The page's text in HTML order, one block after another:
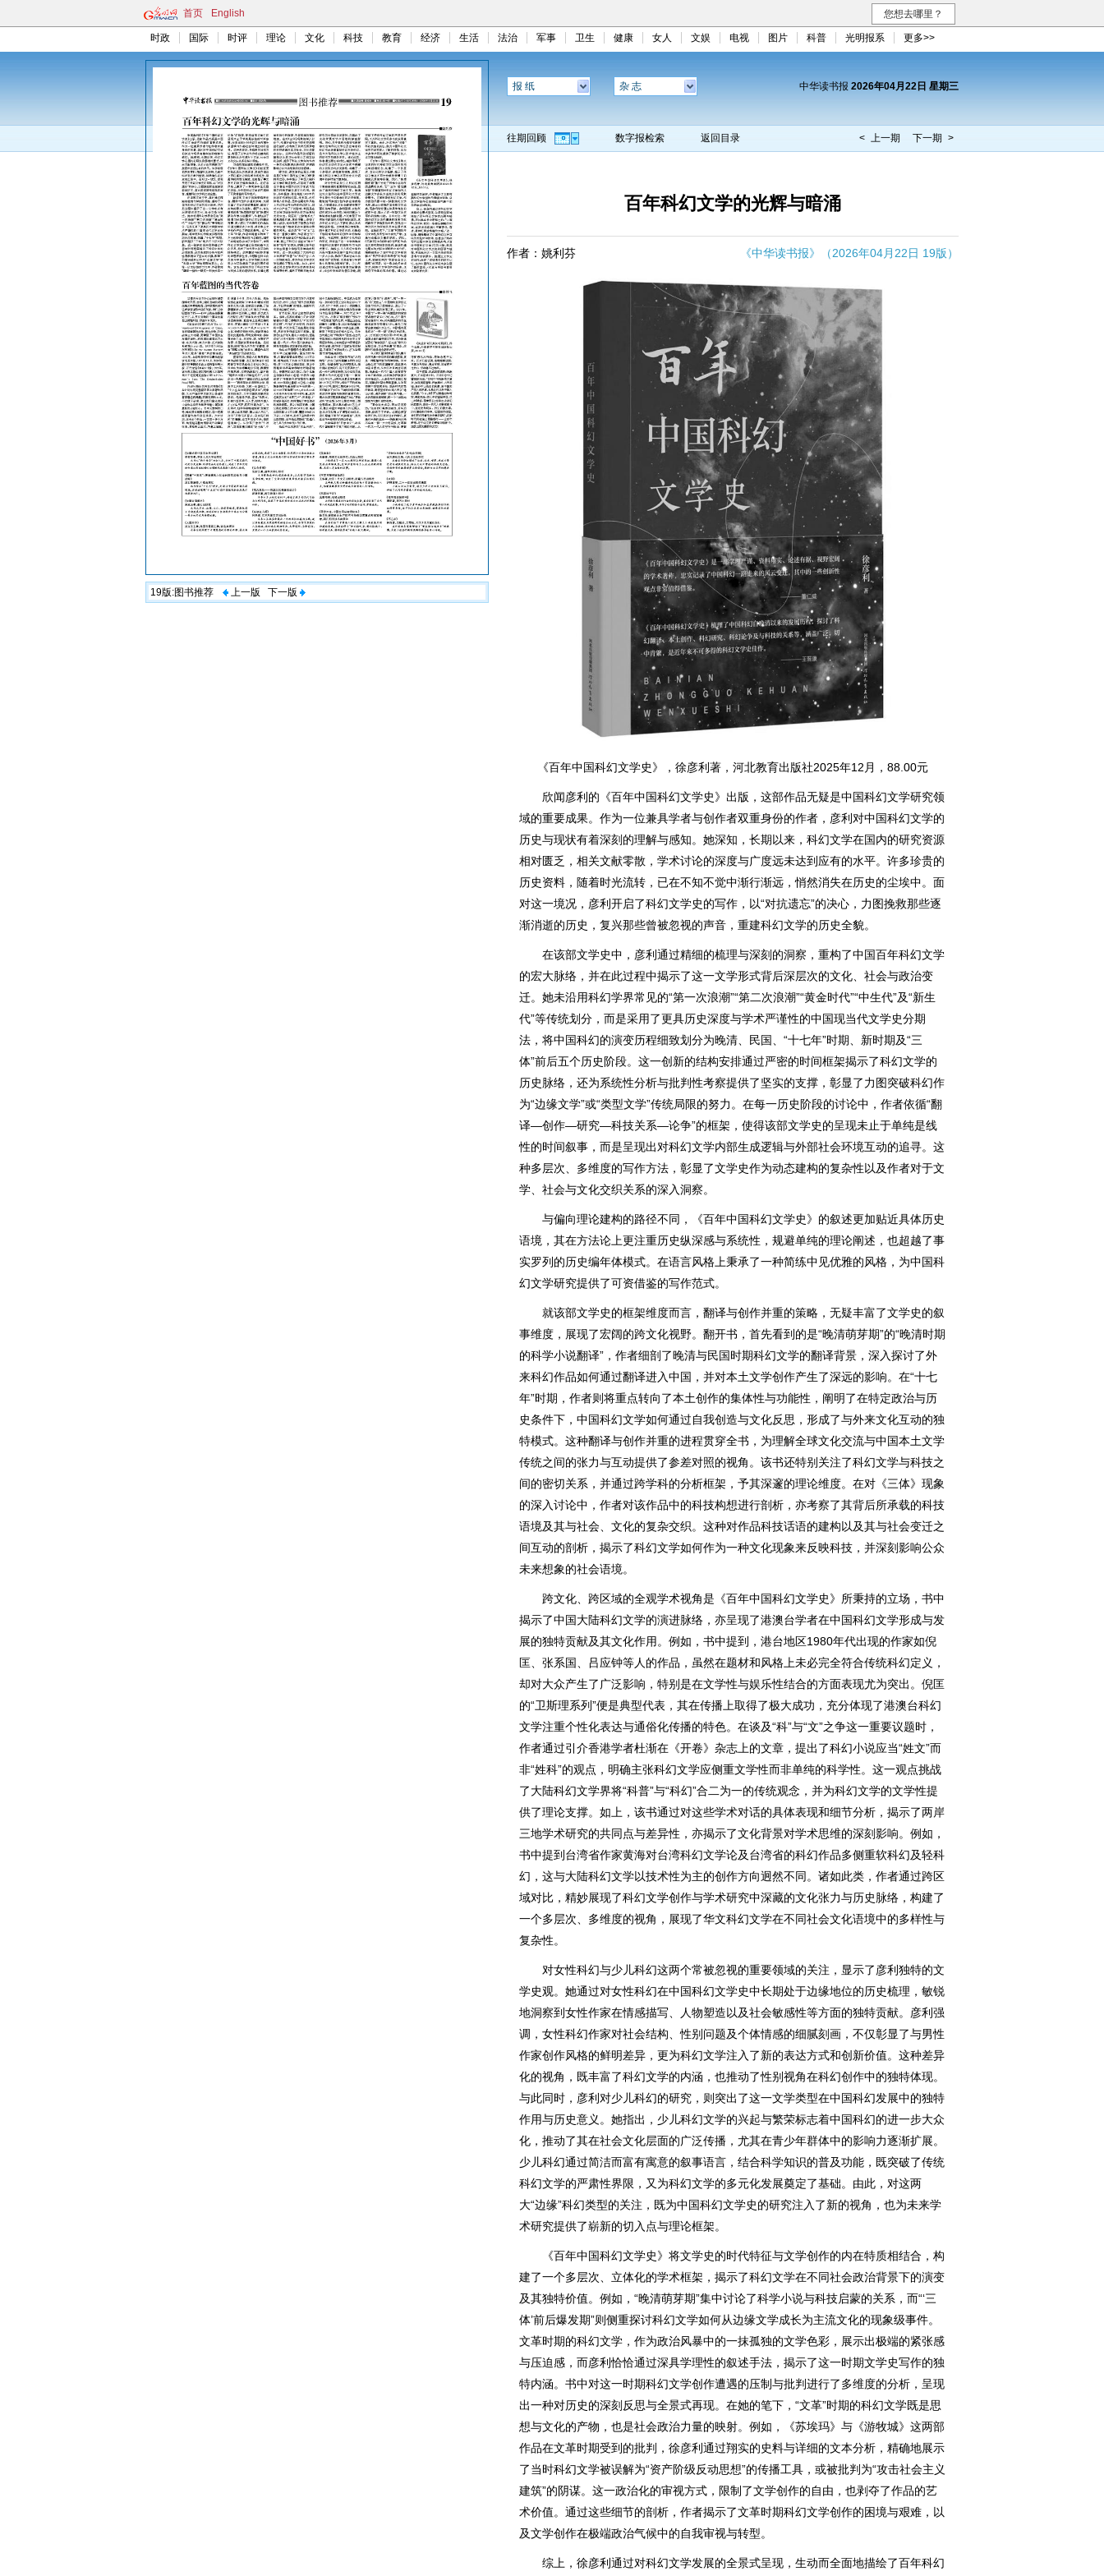
首页 English 您想去哪里？
时政 国际 时评 理论 文化 科技 教育 经济 生活 法治 军事 卫生 健康 女人 文娱 电视 图片 科普 光明报系 更多>>
19版:图书推荐 上一版 下一版
报 纸 杂 志 中华读书报 2026年04月22日 星期三
往期回顾 数字报检索 返回目录 < 上一期 下一期 >
百年科幻文学的光辉与暗涌
作者：姚利芬 《中华读书报》（2026年04月22日 19版）
《百年中国科幻文学史》，徐彦利著，河北教育出版社2025年12月，88.00元
欣闻彦利的《百年中国科幻文学史》出版，这部作品无疑是中国科幻文学研究领
域的重要成果。作为一位兼具学者与创作者双重身份的作者，彦利对中国科幻文学的
历史与现状有着深刻的理解与感知。她深知，长期以来，科幻文学在国内的研究资源
相对匮乏，相关文献零散，学术讨论的深度与广度远未达到应有的水平。许多珍贵的
历史资料，随着时光流转，已在不知不觉中渐行渐远，悄然消失在历史的尘埃中。面
对这一境况，彦利开启了科幻文学史的写作，以“对抗遗忘”的决心，力图挽救那些逐
渐消逝的历史，复兴那些曾被忽视的声音，重建科幻文学的历史全貌。
在该部文学史中，彦利通过精细的梳理与深刻的洞察，重构了中国百年科幻文学
的宏大脉络，并在此过程中揭示了这一文学形式背后深层次的文化、社会与政治变
迁。她未沿用科幻学界常见的“第一次浪潮”“第二次浪潮”“黄金时代”“中生代”及“新生
代”等传统划分，而是采用了更具历史深度与学术严谨性的中国现当代文学史分期
法，将中国科幻的演变历程细致划分为晚清、民国、“十七年”时期、新时期及“三
体”前后五个历史阶段。这一创新的结构安排通过严密的时间框架揭示了科幻文学的
历史脉络，还为系统性分析与批判性考察提供了坚实的支撑，彰显了力图突破科幻作
为“边缘文学”或“类型文学”传统局限的努力。在每一历史阶段的讨论中，作者依循“翻
译—创作—研究—科技关系—论争”的框架，使得该部文学史的呈现未止于单纯是线
性的时间叙事，而是呈现出对科幻文学内部生成逻辑与外部社会环境互动的追寻。这
种多层次、多维度的写作方法，彰显了文学史作为动态建构的复杂性以及作者对于文
学、社会与文化交织关系的深入洞察。
与偏向理论建构的路径不同，《百年中国科幻文学史》的叙述更加贴近具体历史
语境，其在方法论上更注重历史纵深感与系统性，规避单纯的理论阐述，也超越了事
实罗列的历史编年体模式。在语言风格上秉承了一种简练中见优雅的风格，为中国科
幻文学研究提供了可资借鉴的写作范式。
就该部文学史的框架维度而言，翻译与创作并重的策略，无疑丰富了文学史的叙
事维度，展现了宏阔的跨文化视野。翻开书，首先看到的是“晚清萌芽期”的“晚清时期
的科学小说翻译”，作者细剖了晚清与民国时期科幻文学的翻译背景，深入探讨了外
来科幻作品如何通过翻译进入中国，并对本土文学创作产生了深远的影响。在“十七
年”时期，作者则将重点转向了本土创作的集体性与功能性，阐明了在特定政治与历
史条件下，中国科幻文学如何通过自我创造与文化反思，形成了与外来文化互动的独
特模式。这种翻译与创作并重的进程贯穿全书，为理解全球文化交流与中国本土文学
传统之间的张力与互动提供了参差对照的视角。该书还特别关注了科幻文学与科技之
间的密切关系，并通过跨学科的分析框架，予其深邃的理论维度。在对《三体》现象
的深入讨论中，作者对该作品中的科技构想进行剖析，亦考察了其背后所承载的科技
语境及其与社会、文化的复杂交织。这种对作品科技话语的建构以及其与社会变迁之
间互动的剖析，揭示了科幻文学如何作为一种文化现象来反映科技，并深刻影响公众
未来想象的社会语境。
跨文化、跨区域的全观学术视角是《百年中国科幻文学史》所秉持的立场，书中
揭示了中国大陆科幻文学的演进脉络，亦呈现了港澳台学者在中国科幻文学形成与发
展的独特贡献及其文化作用。例如，书中提到，港台地区1980年代出现的作家如倪
匡、张系国、吕应钟等人的作品，虽然在题材和风格上未必完全符合传统科幻定义，
却对大众产生了广泛影响，特别是在文学性与娱乐性结合的方面表现尤为突出。倪匡
的“卫斯理系列”便是典型代表，其在传播上取得了极大成功，充分体现了港澳台科幻
文学注重个性化表达与通俗化传播的特色。在谈及“科”与“文”之争这一重要议题时，
作者通过引介香港学者杜渐在《开卷》杂志上的文章，提出了科幻小说应当“姓文”而
非“姓科”的观点，明确主张科幻文学应侧重文学性而非单纯的科学性。这一观点挑战
了大陆科幻文学界将“科普”与“科幻”合二为一的传统观念，并为科幻文学的文学性提
供了理论支撑。如上，该书通过对这些学术对话的具体表现和细节分析，揭示了两岸
三地学术研究的共同点与差异性，亦揭示了文化背景对学术思维的深刻影响。例如，
书中提到台湾省作家黄海对台湾科幻文学论及台湾省的科幻作品多侧重软科幻及轻科
幻，这与大陆科幻文学以技术性为主的创作方向迥然不同。诸如此类，作者通过跨区
域对比，精妙展现了科幻文学创作与学术研究中深藏的文化张力与历史脉络，构建了
一个多层次、多维度的视角，展现了华文科幻文学在不同社会文化语境中的多样性与
复杂性。
对女性科幻与少儿科幻这两个常被忽视的重要领域的关注，显示了彦利独特的文
学史观。她通过对女性科幻在中国科幻文学史中长期处于边缘地位的历史梳理，敏锐
地洞察到女性作家在情感描写、人物塑造以及社会敏感性等方面的独特贡献。彦利强
调，女性科幻作家对社会结构、性别问题及个体情感的细腻刻画，不仅彰显了与男性
作家创作风格的鲜明差异，更为科幻文学注入了新的表达方式和创新价值。这种差异
化的视角，既丰富了科幻文学的内涵，也推动了性别视角在科幻创作中的独特体现。
与此同时，彦利对少儿科幻的研究，则突出了这一文学类型在中国科幻发展中的独特
作用与历史意义。她指出，少儿科幻文学的兴起与繁荣标志着中国科幻的进一步大众
化，推动了其在社会文化层面的广泛传播，尤其在青少年群体中的影响力逐渐扩展。
少儿科幻通过简洁而富有寓意的叙事语言，结合科学知识的普及功能，既突破了传统
科幻文学的严肃性界限，又为科幻文学的多元化发展奠定了基础。由此，对这两
大“边缘”科幻类型的关注，既为中国科幻文学史的研究注入了新的视角，也为未来学
术研究提供了崭新的切入点与理论框架。
《百年中国科幻文学史》将文学史的时代特征与文学创作的内在特质相结合，构
建了一个多层次、立体化的学术框架，揭示了科幻文学在不同社会政治背景下的演变
及其独特价值。例如，“晚清萌芽期”集中讨论了科学小说与科技启蒙的关系，而“‘三
体’前后爆发期”则侧重探讨科幻文学如何从边缘文学成长为主流文化的现象级事件。
文革时期的科幻文学，作为政治风暴中的一抹孤独的文学色彩，展示出极端的紧张感
与压迫感，而彦利恰恰通过深具学理性的叙述手法，揭示了这一时期文学史写作的独
特内涵。书中对这一时期科幻文学创作遭遇的压制与批判进行了多维度的分析，呈现
出一种对历史的深刻反思与全景式再现。在她的笔下，“文革”时期的科幻文学既是思
想与文化的产物，也是社会政治力量的映射。例如，《苏埃玛》与《游牧城》这两部
作品在文革时期受到的批判，徐彦利通过翔实的史料与详细的文本分析，精确地展示
了当时科幻文学被误解为“资产阶级反动思想”的传播工具，或被批判为“攻击社会主义
建筑”的阴谋。这一政治化的审视方式，限制了文学创作的自由，也剥夺了作品的艺
术价值。通过这些细节的剖析，作者揭示了文革时期科幻文学创作的困境与艰难，以
及文学创作在极端政治气候中的自我审视与转型。
综上，徐彦利通过对科幻文学发展的全景式呈现，生动而全面地描绘了百年科幻